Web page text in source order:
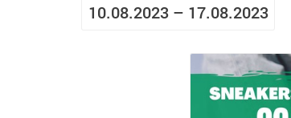
10.08.2023 – 17.08.2023